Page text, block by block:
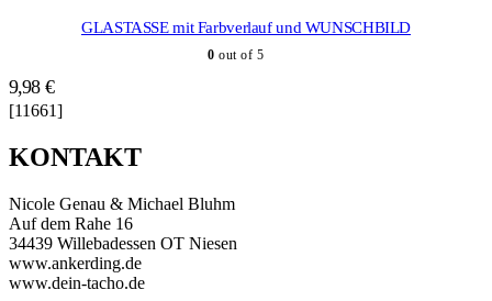
können
auf
der
gewählt
GLASTASSE mit Farbverlauf und WUNSCHBILD
0 out of 5
9,98 €
[11661]
KONTAKT
Nicole Genau & Michael Bluhm
Auf dem Rahe 16
34439 Willebadessen OT Niesen
www.ankerding.de
www.dein-tacho.de